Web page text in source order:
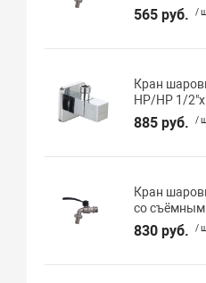
565 руб. /
Кран
НР/НР 1/
885 руб. /
Кран
со съёмным
830 руб. /